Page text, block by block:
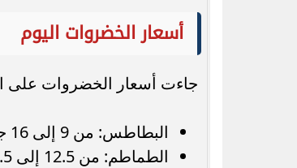
أسعار الخضروات اليوم
جاءت أسعار الخضروات على
البطاطس: من 9 إلى 16 جنيهًا للكيلو
الطماطم: من 12.5 إلى 22.5 جنيهًا